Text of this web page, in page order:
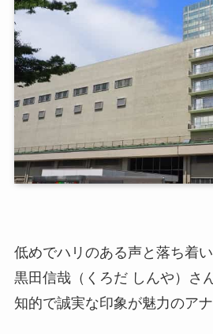
低めでハリのある声と落ち着
黒田信哉（くろだ しんや）さん
知的で誠実な印象が魅力のアナ